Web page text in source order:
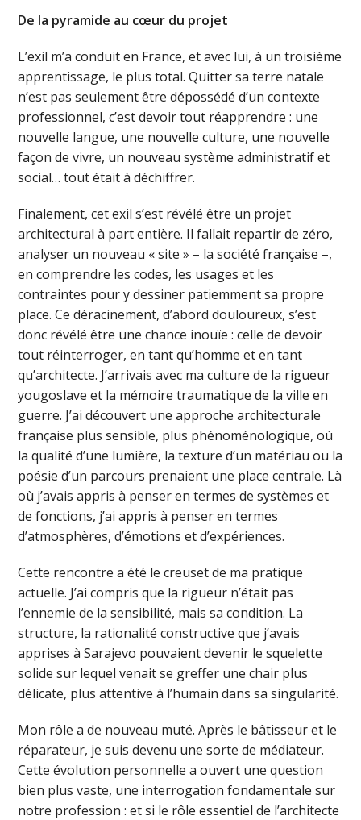
De la pyramide au cœur du projet
L’exil m’a conduit en France, et avec lui, à un troisième
apprentissage, le plus total. Quitter sa terre natale
n’est pas seulement être dépossédé d’un contexte
professionnel, c’est devoir tout réapprendre : une
nouvelle langue, une nouvelle culture, une nouvelle
façon de vivre, un nouveau système administratif et
social… tout était à déchiffrer.
Finalement, cet exil s’est révélé être un projet
architectural à part entière. Il fallait repartir de zéro,
analyser un nouveau « site » – la société française –,
en comprendre les codes, les usages et les
contraintes pour y dessiner patiemment sa propre
place. Ce déracinement, d’abord douloureux, s’est
donc révélé être une chance inouïe : celle de devoir
tout réinterroger, en tant qu’homme et en tant
qu’architecte. J’arrivais avec ma culture de la rigueur
yougoslave et la mémoire traumatique de la ville en
guerre. J’ai découvert une approche architecturale
française plus sensible, plus phénoménologique, où
la qualité d’une lumière, la texture d’un matériau ou la
poésie d’un parcours prenaient une place centrale. Là
où j’avais appris à penser en termes de systèmes et
de fonctions, j’ai appris à penser en termes
d’atmosphères, d’émotions et d’expériences.
Cette rencontre a été le creuset de ma pratique
actuelle. J’ai compris que la rigueur n’était pas
l’ennemie de la sensibilité, mais sa condition. La
structure, la rationalité constructive que j’avais
apprises à Sarajevo pouvaient devenir le squelette
solide sur lequel venait se greffer une chair plus
délicate, plus attentive à l’humain dans sa singularité.
Mon rôle a de nouveau muté. Après le bâtisseur et le
réparateur, je suis devenu une sorte de médiateur.
Cette évolution personnelle a ouvert une question
bien plus vaste, une interrogation fondamentale sur
notre profession : et si le rôle essentiel de l’architecte